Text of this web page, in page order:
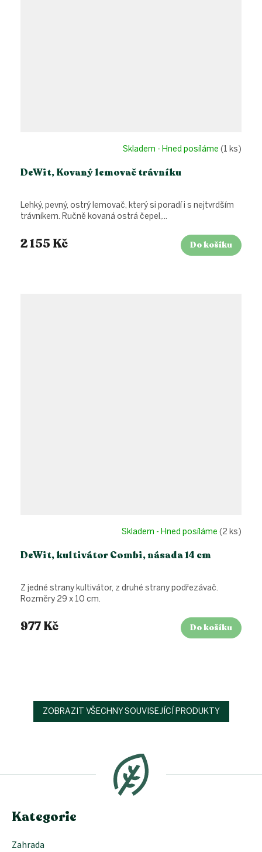
DeWit, Kovaný lemovač trávníku
Skladem - Hned posíláme (1 ks)
2 155 Kč Do košíku
Lehký, pevný, ostrý lemovač, který si poradí i s nejtvrdším
trávníkem. Ručně kovaná ostrá čepel,...
DeWit, kultivátor Combi, násada 14 cm
Skladem - Hned posíláme (2 ks)
977 Kč Do košíku
Z jedné strany kultivátor, z druhé strany podřezávač.
Rozměry 29 x 10 cm.
ZOBRAZIT VŠECHNY SOUVISEJÍCÍ PRODUKTY
a
Kategorie
Zahrada